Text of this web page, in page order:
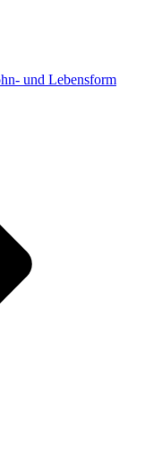
und Lebensform